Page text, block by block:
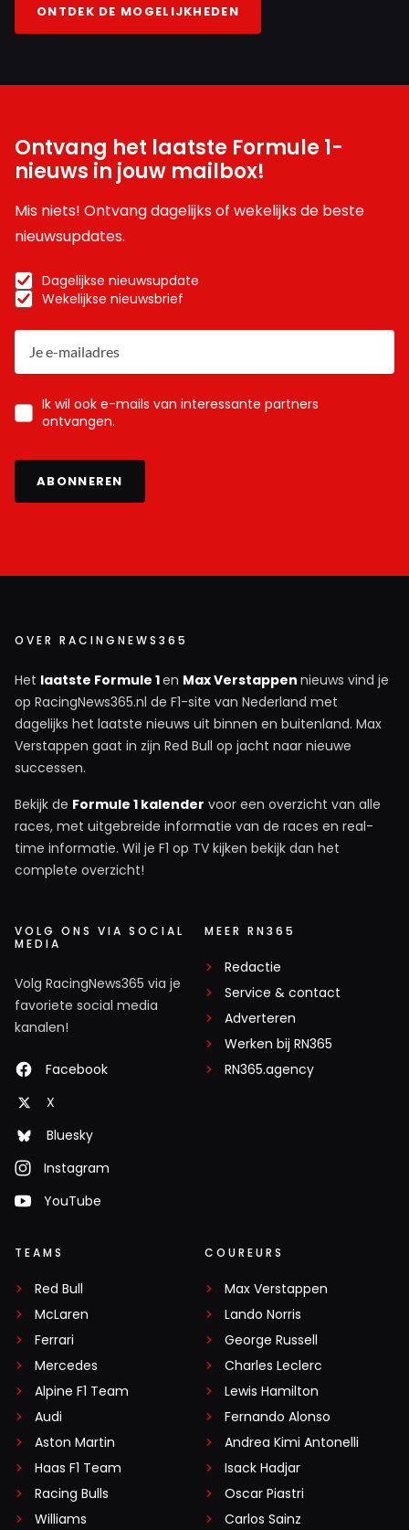
ONTDEK DE MOGELIJKHEDEN
Ontvang het laatste Formule 1-
nieuws in jouw mailbox!
Mis niets! Ontvang dagelijks of wekelijks de beste
nieuwsupdates.
Dagelijkse nieuwsupdate
Wekelijkse nieuwsbrief
Ik wil ook e-mails van interessante partners
ontvangen.
ABONNEREN
OVER RACINGNEWS365
Het laatste Formule 1en Max Verstappen nieuws vind je
op RacingNews365.nl de F1-site van Nederland met
dagelijks het laatste nieuws uit binnen en buitenland. Max
Verstappen gaat in zijn Red Bull op jacht naar nieuwe
successen.
Bekijk de Formule 1 kalender voor een overzicht van alle
races, met uitgebreide informatie van de races en real-
time informatie. Wil je F1 op TV kijken bekijk dan het
complete overzicht!
VOLG ONS VIA SOCIAL
MEDIA
Volg RacingNews365 via je
favoriete social media
kanalen!
Facebook
X
Bluesky
Instagram
YouTube
MEER RN365
Redactie
Service & contact
Adverteren
Werken bij RN365
RN365.agency
TEAMS
Red Bull
McLaren
Ferrari
Mercedes
Alpine F1 Team
Audi
Aston Martin
Haas F1 Team
Racing Bulls
Williams
COUREURS
Max Verstappen
Lando Norris
George Russell
Charles Leclerc
Lewis Hamilton
Fernando Alonso
Andrea Kimi Antonelli
Isack Hadjar
Oscar Piastri
Carlos Sainz